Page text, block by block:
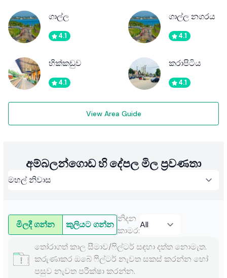
ගාල්ල
4.1
ගාල්ල නගරය
4.1
හික්කඩුව
4.1
කරාපිටිය
4.1
View Area Guide
අම්බලන්ගොඩ හි දේපල මිල ප්‍රවණතා
මිලදී ගන්න කුලියට ගන්න
නිදන
කාමර:
තෝරාගත් කාල සීමාව/ෆිල්ටර් සඳහා දත්ත නොමැත.
කරුණාකර ඔබේ ෆිල්ටර් නැවත සකස් කරන්න හෝ
පසුව නැවත පරීක්ෂා කරන්න.